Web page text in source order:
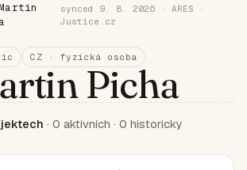
synced 9. 8. 2026 · ARES ·
Justice.cz
CZ · fyzická osoba
Picha
· 0 aktivních · 0 historicky